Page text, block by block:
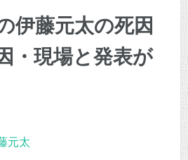
伊藤元太の死因
・現場と発表が